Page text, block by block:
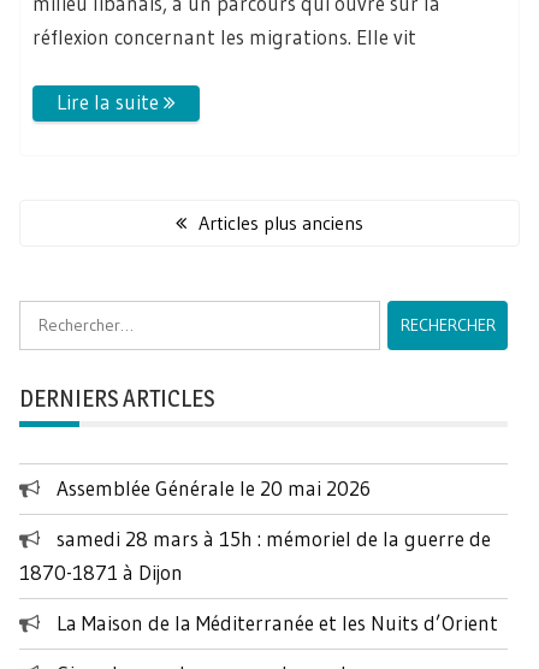
réflexion concernant les migrations. Elle vit
Articles plus anciens
DERNIERS ARTICLES
Assemblée Générale le 20 mai 2026
samedi 28 mars à 15h : mémoriel de la guerre de
1870-1871 à Dijon
La Maison de la Méditerranée et les Nuits d’Orient